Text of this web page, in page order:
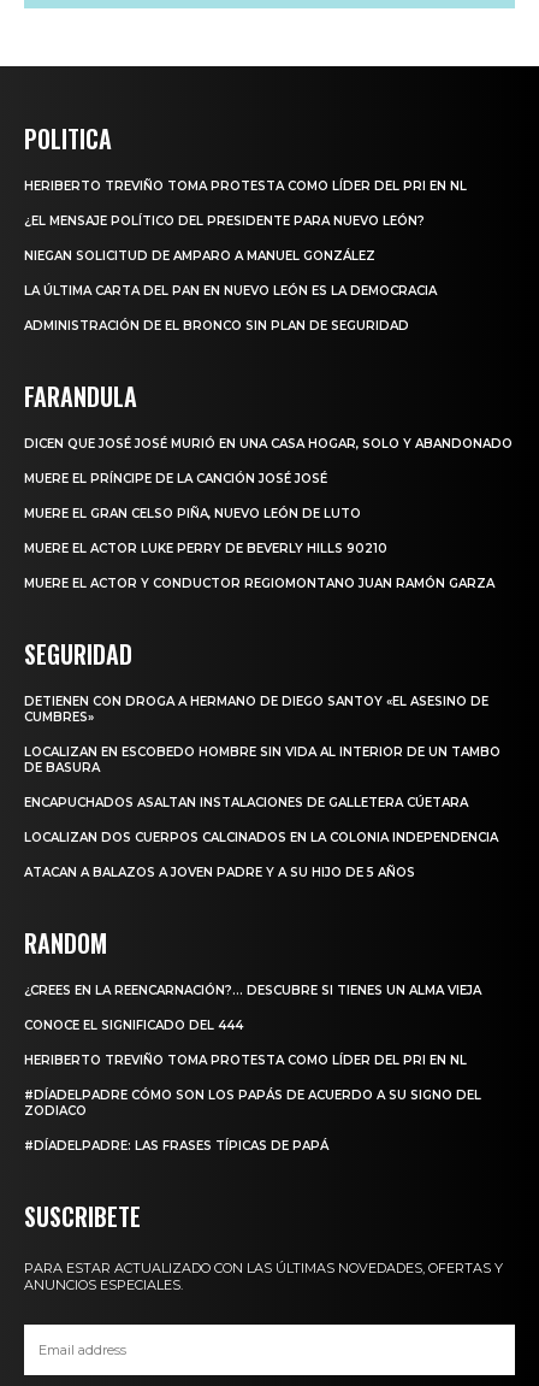
POLITICA
HERIBERTO TREVIÑO TOMA PROTESTA COMO LÍDER DEL PRI EN NL
¿EL MENSAJE POLÍTICO DEL PRESIDENTE PARA NUEVO LEÓN?
NIEGAN SOLICITUD DE AMPARO A MANUEL GONZÁLEZ
LA ÚLTIMA CARTA DEL PAN EN NUEVO LEÓN ES LA DEMOCRACIA
ADMINISTRACIÓN DE EL BRONCO SIN PLAN DE SEGURIDAD
FARANDULA
DICEN QUE JOSÉ JOSÉ MURIÓ EN UNA CASA HOGAR, SOLO Y ABANDONADO
MUERE EL PRÍNCIPE DE LA CANCIÓN JOSÉ JOSÉ
MUERE EL GRAN CELSO PIÑA, NUEVO LEÓN DE LUTO
MUERE EL ACTOR LUKE PERRY DE BEVERLY HILLS 90210
MUERE EL ACTOR Y CONDUCTOR REGIOMONTANO JUAN RAMÓN GARZA
SEGURIDAD
DETIENEN CON DROGA A HERMANO DE DIEGO SANTOY «EL ASESINO DE
CUMBRES»
LOCALIZAN EN ESCOBEDO HOMBRE SIN VIDA AL INTERIOR DE UN TAMBO
DE BASURA
ENCAPUCHADOS ASALTAN INSTALACIONES DE GALLETERA CÚETARA
LOCALIZAN DOS CUERPOS CALCINADOS EN LA COLONIA INDEPENDENCIA
ATACAN A BALAZOS A JOVEN PADRE Y A SU HIJO DE 5 AÑOS
RANDOM
¿CREES EN LA REENCARNACIÓN?… DESCUBRE SI TIENES UN ALMA VIEJA
CONOCE EL SIGNIFICADO DEL 444
HERIBERTO TREVIÑO TOMA PROTESTA COMO LÍDER DEL PRI EN NL
#DÍADELPADRE CÓMO SON LOS PAPÁS DE ACUERDO A SU SIGNO DEL
ZODIACO
#DÍADELPADRE: LAS FRASES TÍPICAS DE PAPÁ
SUSCRIBETE
PARA ESTAR ACTUALIZADO CON LAS ÚLTIMAS NOVEDADES, OFERTAS Y
ANUNCIOS ESPECIALES.